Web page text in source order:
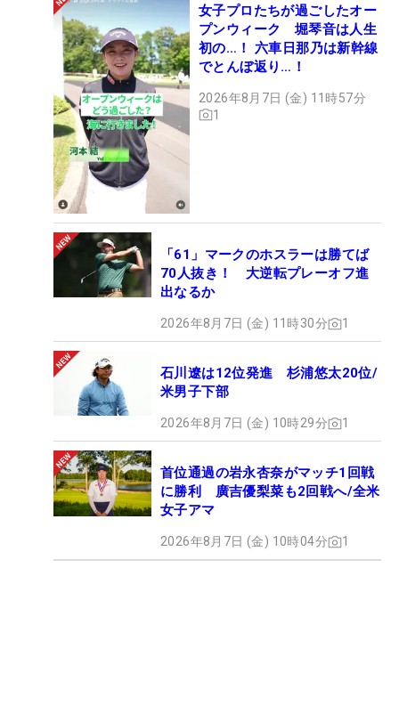
女子プロたちが過ごしたオー
プンウィーク 堀琴音は人生
初の…！ 六車日那乃は新幹線
でとんぼ返り…！
2026年8月7日 (金) 11時57分
1
「61」マークのホスラーは勝てば
70人抜き！ 大逆転プレーオフ進
出なるか
2026年8月7日 (金) 11時30分 1
石川遼は12位発進 杉浦悠太20位/
米男子下部
2026年8月7日 (金) 10時29分 1
首位通過の岩永杏奈がマッチ1回戦
に勝利 廣吉優梨菜も2回戦へ/全米
女子アマ
2026年8月7日 (金) 10時04分 1